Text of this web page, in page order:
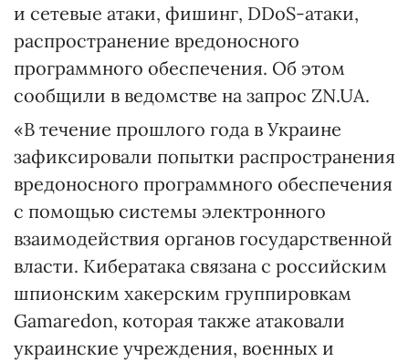
и сетевые атаки, фишинг, DDoS-атаки,
распространение вредоносного
программного обеспечения. Об этом
сообщили в ведомстве на запрос ZN.UA.
«В течение прошлого года в Украине
зафиксировали попытки распространения
вредоносного программного обеспечения
с помощью системы электронного
взаимодействия органов государственной
власти. Кибератака связана с российским
шпионским хакерским группировкам
Gamaredon, которая также атаковали
украинские учреждения, военных и